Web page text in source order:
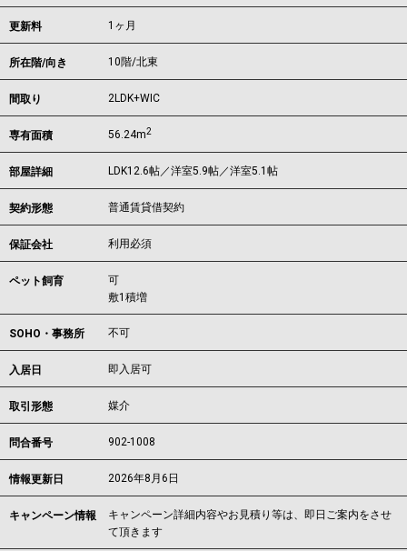
更新料 1ヶ月
所在階/向き 10階/北東
間取り 2LDK+WIC
専有面積 56.24m2
部屋詳細 LDK12.6帖／洋室5.9帖／洋室5.1帖
契約形態 普通賃貸借契約
保証会社 利用必須
ペット飼育
可
敷1積増
SOHO・事務所 不可
入居日 即入居可
取引形態 媒介
問合番号 902-1008
情報更新日 2026年8月6日
キャンペーン情報
キャンペーン詳細内容やお見積り等は、即日ご案内をさせ
て頂きます